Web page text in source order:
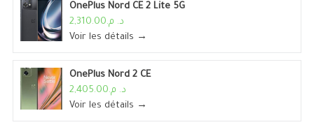
OnePlus Nord CE 2 Lite 5G
د. م.2,310.00
Voir les détails →
OnePlus Nord 2 CE
د. م.2,405.00
Voir les détails →